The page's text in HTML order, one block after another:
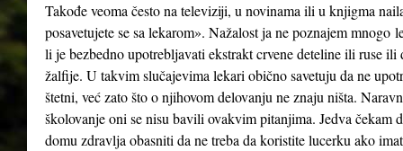
Takođe veoma često na televiziji, u novinama ili u knjigma
posavetujete se sa lekarom». Nažalost ja ne poznajem
li je bezbedno upotrebljavati ekstrakt crvene deteline ili ruse
žalfije. U takvim slučajevima lekari obično savetuju da ne
štetni, već zato što o njihovom delovanju ne znaju ništa.
školovanje oni se nisu bavili ovakvim pitanjima. Jedva čekam
domu zdravlja obasniti da ne treba da koristite lucerku ako